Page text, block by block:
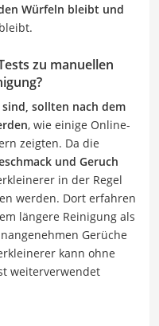
Würfeln bleibt und
bleibt.
zu manuellen
sollten nach dem
, wie einige Online-
zeigten. Da die
und Geruch
in der Regel
werden. Dort erfahren
längere Reinigung als
Gerüche
kann ohne
weiterverwendet